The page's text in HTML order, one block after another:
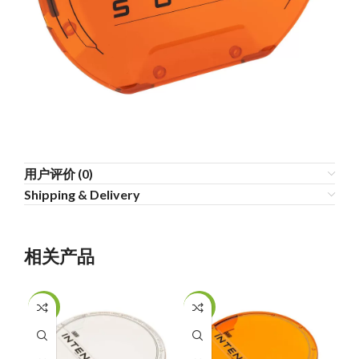
用户评价 (0)
Shipping & Delivery
相关产品
-13% -13%